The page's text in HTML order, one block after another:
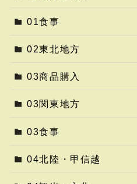
01食事
02東北地方
03商品購入
03関東地方
03食事
04北陸・甲信越